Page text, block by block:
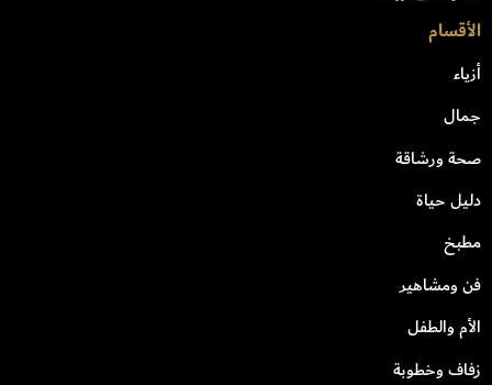
الأقسام
أزياء
جمال
صحة ورشاقة
دليل حياة
مطبخ
فن ومشاهير
الأم والطفل
زفاف وخطوبة